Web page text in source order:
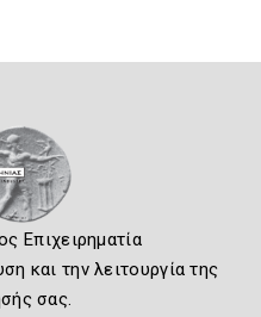
Επιχειρηματία
και την λειτουργία της
σας.